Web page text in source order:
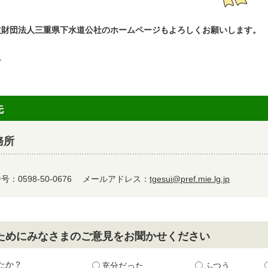
団法人三重県下水道公社のホームページもよろしくお願いします。
所
：0598-50-0676 メールアドレス： tgesui@pref.mie.lg.jp
にみなさまのご意見をお聞かせください
か？ 充分だった ふつう